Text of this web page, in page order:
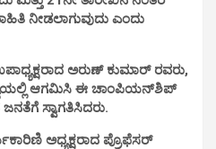
ನೀಡಲಾಗುವುದು ಎಂದು
ಅರುಣ್ ಕುಮಾರ್ ರವರು,
ಆಗಮಿಸಿ ಈ ಚಾಂಪಿಯನ್‌ಶಿಪ್
ಸ್ವಾಗತಿಸಿದರು.
ಅಧ್ಯಕ್ಷರಾದ ಪ್ರೊಫೆಸರ್